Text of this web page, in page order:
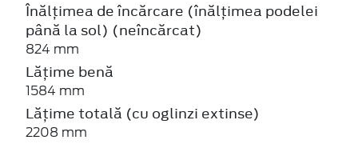
Înălțimea de încărcare (înălțimea podelei
până la sol) (neîncărcat)
824 mm
Lățime benă
1584 mm
Lățime totală (cu oglinzi extinse)
2208 mm